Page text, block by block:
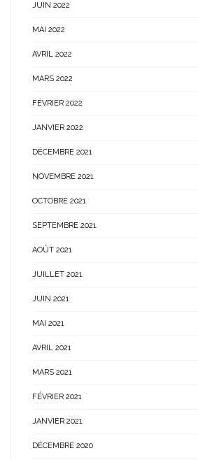
JUIN 2022
MAI 2022
AVRIL 2022
MARS 2022
FÉVRIER 2022
JANVIER 2022
DÉCEMBRE 2021
NOVEMBRE 2021
OCTOBRE 2021
SEPTEMBRE 2021
AOÛT 2021
JUILLET 2021
JUIN 2021
MAI 2021
AVRIL 2021
MARS 2021
FÉVRIER 2021
JANVIER 2021
DÉCEMBRE 2020